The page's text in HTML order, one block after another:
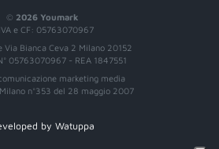
© 2026 Youmark
e CF: 05763070967
Via Bianca Ceva 2 Milano 20152
05763070967 - REA 1847551
marketing media
n°353 del 28 maggio 2007
by Watuppa